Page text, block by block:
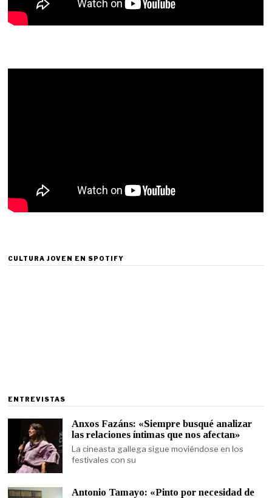
CULTURA JOVEN EN SPOTIFY
ENTREVISTAS
Anxos Fazáns: «Siempre busqué analizar
las relaciones íntimas que nos afectan»
La cineasta gallega sigue moviéndose en los
festivales con su
Antonio Tamayo: «Pinto por necesidad de